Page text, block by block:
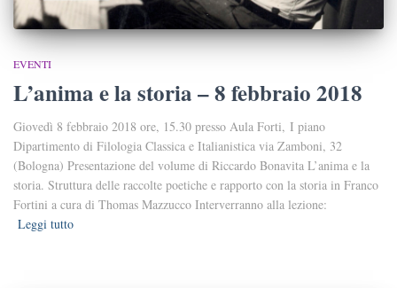
EVENTI
L’anima e la storia – 8 febbraio 2018
Giovedì 8 febbraio 2018 ore, 15.30 presso Aula Forti, I piano
Dipartimento di Filologia Classica e Italianistica via Zamboni, 32
(Bologna) Presentazione del volume di Riccardo Bonavita L’anima e la
storia. Struttura delle raccolte poetiche e rapporto con la storia in Franco
Fortini a cura di Thomas Mazzucco Interverranno alla lezione:
Leggi tutto